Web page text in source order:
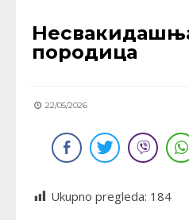
породица
22/05/2026
Ukupno pregleda: 184